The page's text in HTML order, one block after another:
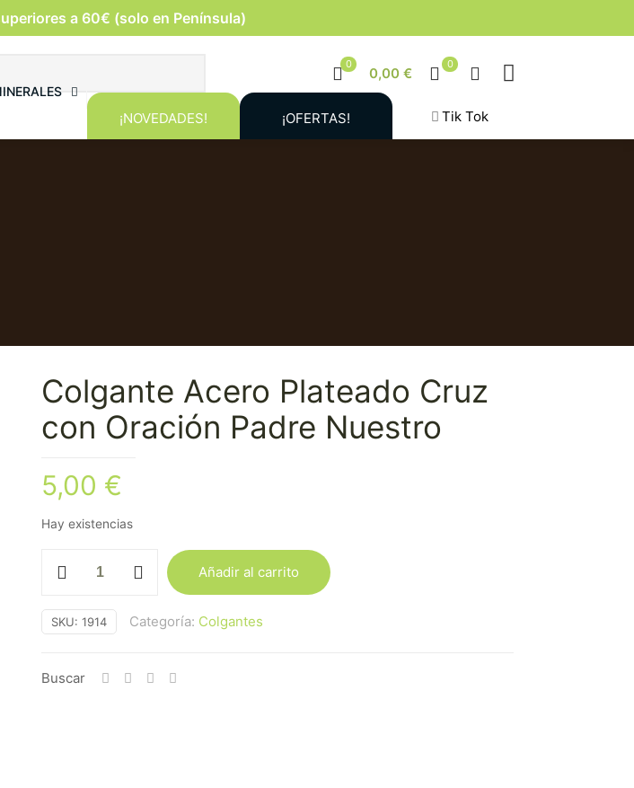
a 60€ (solo en Península)
0
0,00 €
0
¡NOVEDADES! ¡OFERTAS! Tik Tok
Colgante Acero Plateado Cruz
con Oración Padre Nuestro
5,00 €
Hay existencias
Acero
Plateado
Cruz
Oración
Añadir al carrito
SKU: 1914 Categoría: Colgantes
Buscar